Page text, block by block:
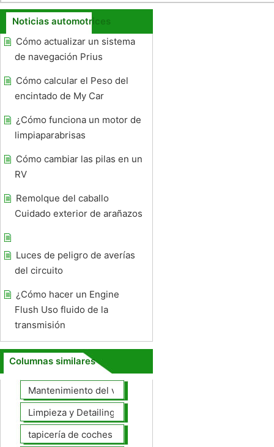
Manual
Noticias automotrices
Cómo actualizar un sistema
de navegación Prius
Cómo calcular el Peso del
encintado de My Car
¿Cómo funciona un motor de
limpiaparabrisas
Cómo cambiar las pilas en un
RV
Remolque del caballo
Cuidado exterior de arañazos
Luces de peligro de averías
del circuito
¿Cómo hacer un Engine
Flush Uso fluido de la
transmisión
Columnas similares
Mantenimiento del vehículo
Limpieza y Detailing
tapicería de coches